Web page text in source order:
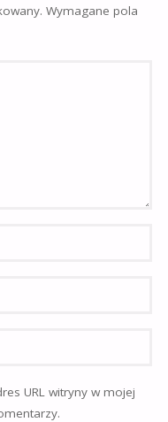
Wymagane pola
URL witryny w mojej